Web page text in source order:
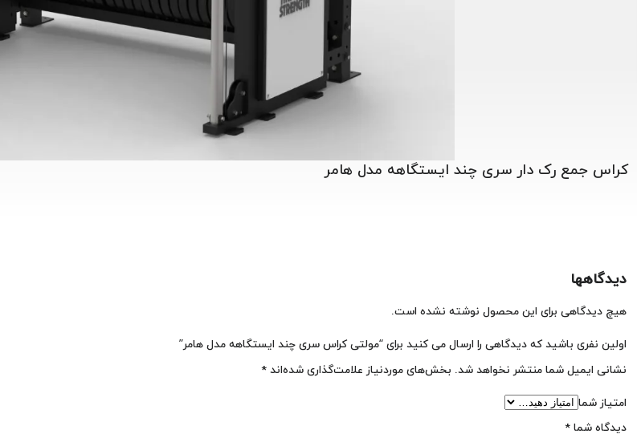
کراس جمع رک دار سری چند ایستگاهه مدل هامر
دیدگاهها
هیچ دیدگاهی برای این محصول نوشته نشده است.
اولین نفری باشید که دیدگاهی را ارسال می کنید برای “مولتی کراس سری چند ایستگاهه مدل هامر”
نشانی ایمیل شما منتشر نخواهد شد. بخش‌های موردنیاز علامت‌گذاری شده‌اند *
امتیاز شما
دیدگاه شما *